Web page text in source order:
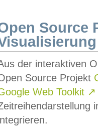
Source
der interaktiven
Source Projekt
Web Toolkit ↗